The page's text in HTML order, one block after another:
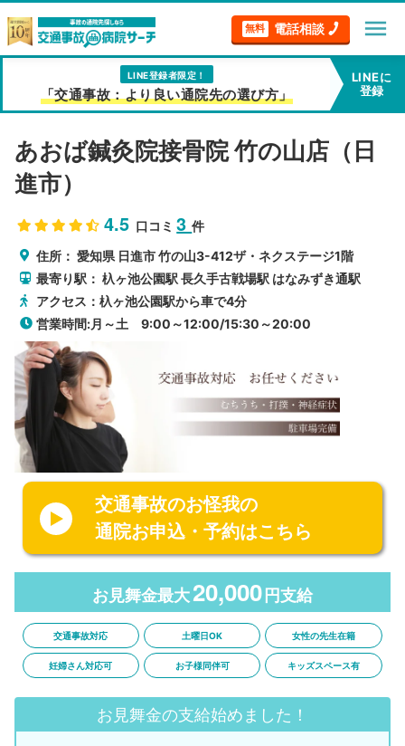
無料 電話相談 menu
LINE登録者限定！
「交通事故：より良い通院先の選び方」
LINEに
登録
あおば鍼灸院接骨院 竹の山店（日
進市）
4.5 口コミ3件
住所：愛知県 日進市竹の山3-412ザ・ネクステージ1階
最寄り駅：杁ヶ池公園駅 長久手古戦場駅 はなみずき通駅
アクセス：杁ヶ池公園駅から車で4分
営業時間:月～土 9:00～12:00/15:30～20:00
交通事故のお怪我の
通院お申込・予約はこちら
お見舞金最大20,000 円支給
交通事故対応 土曜日OK 女性の先生在籍
妊婦さん対応可 お子様同伴可 キッズスペース有
お見舞金の支給始めました！